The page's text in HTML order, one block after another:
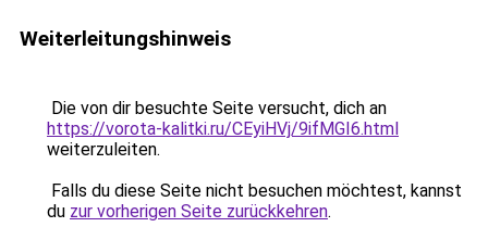
Weiterleitungshinweis
Die von dir besuchte Seite versucht, dich an
https://vorota-kalitki.ru/CEyiHVj/9ifMGI6.html
weiterzuleiten.
Falls du diese Seite nicht besuchen möchtest, kannst
du zur vorherigen Seite zurückkehren.